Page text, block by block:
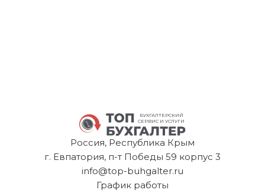
БУХГАЛТЕРСКИЙ
СЕРВИС И УСЛУГИ
Россия, Республика Крым
г. Евпатория, п-т Победы 59 корпус 3
info@top-buhgalter.ru
График работы